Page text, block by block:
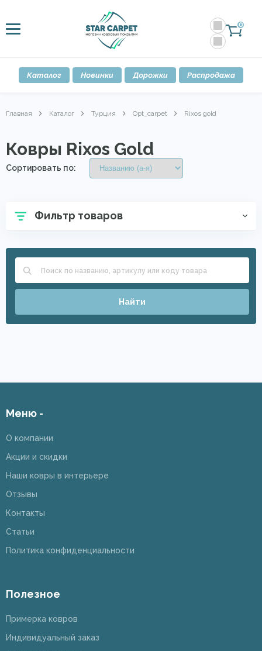
0
Каталог Новинки Дорожки Распродажа
Главная Каталог Турция Opt_carpet Rixos gold
Ковры Rixos Gold
Сортировать по:
Фильтр товаров
Найти
Меню -
О компании
Акции и скидки
Наши ковры в интерьере
Отзывы
Контакты
Статьи
Политика конфиденциальности
Полезное
Примерка ковров
Индивидуальный заказ